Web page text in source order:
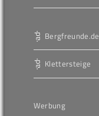
Bergfreunde.de
Klettersteige
Werbung